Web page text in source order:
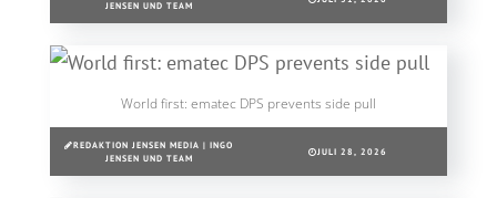
JENSEN UND TEAM
World first: ematec DPS prevents side pull
REDAKTION JENSEN MEDIA | INGO
JENSEN UND TEAM
JULI 28, 2026